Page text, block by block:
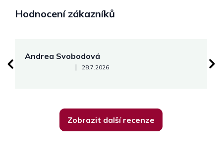
Hodnocení zákazníků
Andrea Svobodová
Hodnocení obchodu je 5 z 5 hvězdiček.
| 28.7.2026
Zobrazit další recenze